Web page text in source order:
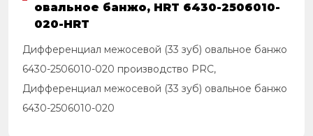
овальное банжо, HRT 6430-2506010-
020-HRT
Дифференциал межосевой (33 зуб) овальное банжо
6430-2506010-020 производство PRC,
Дифференциал межосевой (33 зуб) овальное банжо
6430-2506010-020